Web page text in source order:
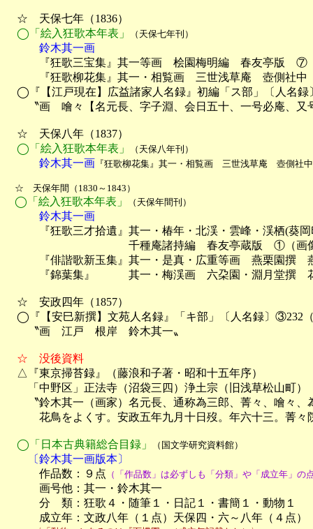
☆　天保七年（1836）
◯「絵入狂歌本年表」
（天保七年刊）
鈴木其一画
『狂歌三宝集』其一等画　桧園梅明編　春友亭版　⑦
『狂歌柳花集』其一・相覧画　三世浅草庵　壺側社中
◯『【江戸現在】広益諸家人名録』初編「ス部」〔人名録
〝画　噲々【名元長、字子淵、会日五十、一号必庵、又
☆　天保八年（1837）
◯「絵入狂歌本年表」
（天保八年刊）
鈴木其一画 『狂歌柳花集』其一・相覧画　三世浅草庵　壺側社
☆　天保年間（1830～1843）
◯「絵入狂歌本年表」 （天保年間刊）
鈴木其一画
『狂歌三才拾遺』其一・椿年・北渓・雲峰・渓栖(葵
千種庵諸持編　春友亭蔵版　①（画
『俳諧歌新玉集』其一・是真・広重等画　燕栗園撰　
『錦葉集』　　　其一・梅渓画　六朶園・淵月堂撰　
☆　安政四年（1857）
◯『【安巳新撰】文苑人名録』「キ部」〔人名録〕③232
〝画　江戸　根岸　鈴木其一〟
☆　没後資料
△『東京掃苔録』（藤浪和子著・昭和十五年序）
「中野区」正法寺（沼袋三四）浄土宗（旧浅草松山町）
〝鈴木其一（画家）名元長、通称為三郎、菁々、噲々、
花鳥をよくす。安政五年九月十日歿。年六十三。菁々
◯「日本古典籍総合目録」 （国文学研究資料館）
〔鈴木其一画版本〕
作品数：９点 （「作品数」は必ずしも「分類」や「成立年」
画号他：其一・鈴木其一
分　類：狂歌４・随筆１・日記１・書簡１・動物１
成立年：文政八年（１点）天保四・六～八年（４点）